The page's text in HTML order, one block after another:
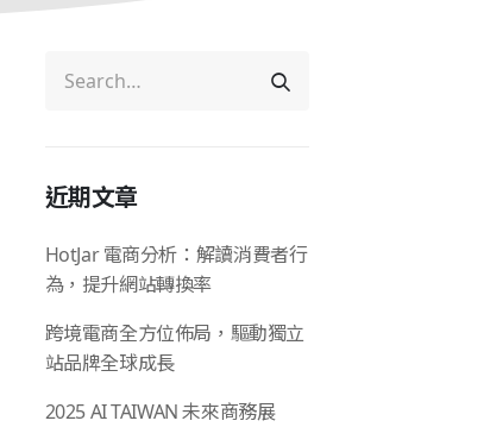
近期文章
HotJar 電商分析：解讀消費者行
為，提升網站轉換率
跨境電商全方位佈局，驅動獨立
站品牌全球成長
2025 AI TAIWAN 未來商務展